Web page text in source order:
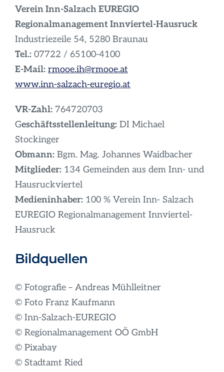
Verein Inn-Salzach EUREGIO
Regionalmanagement Innviertel-Hausruck
Industriezeile 54, 5280 Braunau
Tel.:07722 / 65100-4100
E-Mail: rmooe.ih@rmooe.at
www.inn-salzach-euregio.at
VR-Zahl:764720703
Geschäftsstellenleitung:DI Michael
Stockinger
Obmann:Bgm. Mag. Johannes Waidbacher
Mitglieder:134 Gemeinden aus dem Inn- und
Hausruckviertel
Medieninhaber:100 % Verein Inn- Salzach
EUREGIO Regionalmanagement Innviertel-
Hausruck
Bildquellen
© Fotografie – Andreas Mühlleitner
© Foto Franz Kaufmann
© Inn-Salzach-EUREGIO
© Regionalmanagement OÖ GmbH
© Pixabay
© Stadtamt Ried